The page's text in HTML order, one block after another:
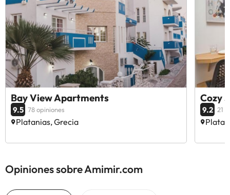
Bay View Apartments
9.5 78 opiniones
Platanias, Grecia
Cozy
9.2 21
Opiniones sobre Amimir.com